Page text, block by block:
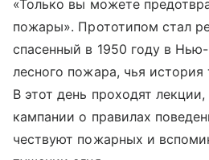
«Только вы можете
пожары». Прототипом стал
спасенный в 1950 году в
лесного пожара, чья история
В этот день проходят
кампании о правилах
чествуют пожарных и